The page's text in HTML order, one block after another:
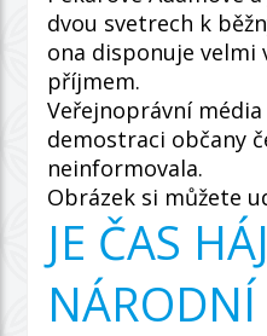
dvou svetrech k
ona disponuje velmi
příjmem.
Veřejnoprávní
demostraci občany
neinformovala.
Obrázek si můžete
JE ČAS
NÁRODNÍ